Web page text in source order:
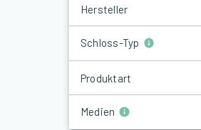
Hersteller
Schloss-Typ
Produktart
Medien